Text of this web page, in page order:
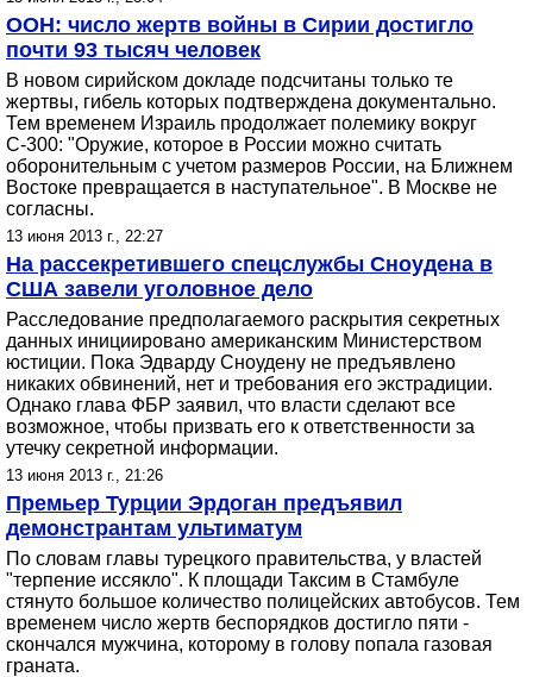
ООН: число жертв войны в Сирии достигло
почти 93 тысяч человек
В новом сирийском докладе подсчитаны только те
жертвы, гибель которых подтверждена документально.
Тем временем Израиль продолжает полемику вокруг
С-300: "Оружие, которое в России можно считать
оборонительным с учетом размеров России, на Ближнем
Востоке превращается в наступательное". В Москве не
согласны.
13 июня 2013 г., 22:27
На рассекретившего спецслужбы Сноудена в
США завели уголовное дело
Расследование предполагаемого раскрытия секретных
данных инициировано американским Министерством
юстиции. Пока Эдварду Сноудену не предъявлено
никаких обвинений, нет и требования его экстрадиции.
Однако глава ФБР заявил, что власти сделают все
возможное, чтобы призвать его к ответственности за
утечку секретной информации.
13 июня 2013 г., 21:26
Премьер Турции Эрдоган предъявил
демонстрантам ультиматум
По словам главы турецкого правительства, у властей
"терпение иссякло". К площади Таксим в Стамбуле
стянуто большое количество полицейских автобусов. Тем
временем число жертв беспорядков достигло пяти -
скончался мужчина, которому в голову попала газовая
граната.